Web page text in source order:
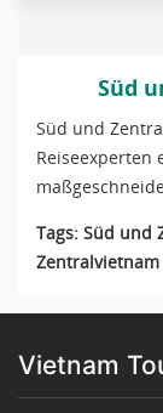
Süd
Süd und
Reiseexperten
Tags: Süd und
Vietnam